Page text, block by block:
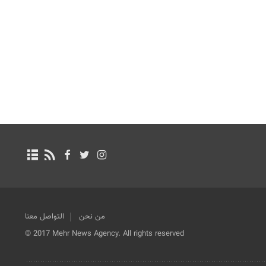
من نحن
التواصل معنا
© 2017 Mehr News Agency. All rights reserved